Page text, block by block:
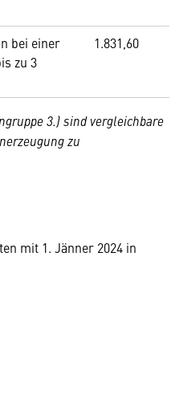
bei einer
zu 3
1.831,60
3.) sind vergleichbare
zu
mit 1. Jänner 2024 in